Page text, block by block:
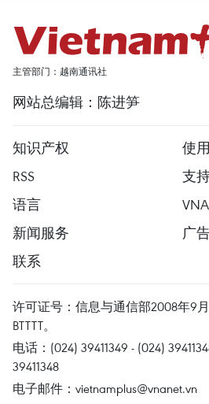
主管部门：越南通讯社
网站总编辑：陈进笋
知识产权
使
RSS
支
语言
VNA
新闻服务
广
联系
许可证号：信息与通信部2008年9月
BTTTT。
电话：(024) 39411349 - (024)
39411348
电子邮件： vietnamplus@vnanet.vn